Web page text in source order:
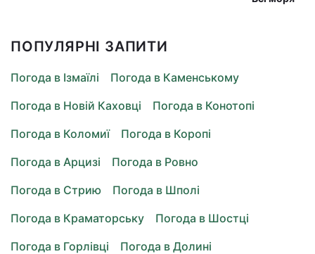
ПОПУЛЯРНІ ЗАПИТИ
Погода в Ізмаїлі
Погода в Каменському
Погода в Новій Каховці
Погода в Конотопі
Погода в Коломиї
Погода в Коропі
Погода в Арцизі
Погода в Ровно
Погода в Стрию
Погода в Шполі
Погода в Краматорську
Погода в Шостці
Погода в Горлівці
Погода в Долині